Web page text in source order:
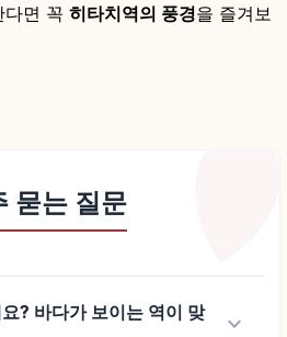
다면 꼭 히타치역의 풍경을 즐겨보
묻는 질문
? 바다가 보이는 역이 맞
keyboard_arrow_down